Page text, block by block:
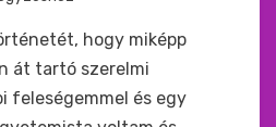
hogy miképp
át tartó szerelmi
feleségemmel és egy